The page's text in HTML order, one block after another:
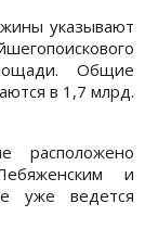
указывают
Общие
в 1,7 млрд.
расположено
и
уже ведется